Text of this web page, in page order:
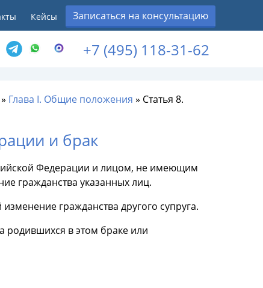
Кейсы Записаться на консультацию
+7 (495) 118-31-62
» Глава I. Общие положения » Статья 8.
и брак
Федерации и лицом, не имеющим
гражданства указанных лиц.
гражданства другого супруга.
родившихся в этом браке или